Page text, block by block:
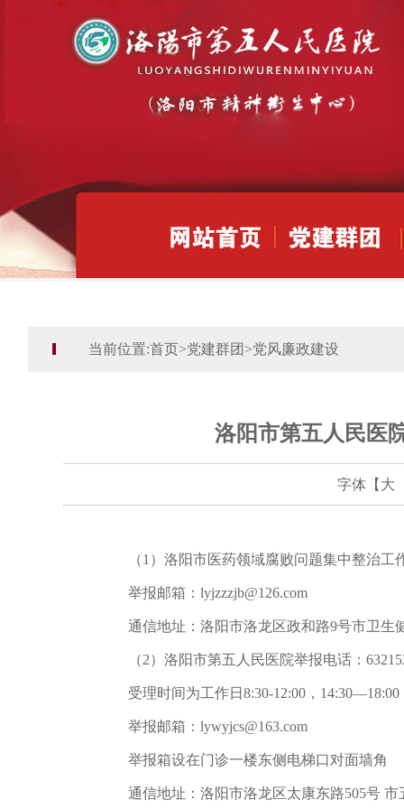
当前位置:首页>党建群团 >党风廉政建设
洛阳市第五人民医
字体【 大
（1）洛阳市医药领域腐败问题集中整治工作
举报邮箱：lyjzzzjb@126.com
通信地址：洛阳市洛龙区政和路9号市卫生
（2）洛阳市第五人民医院举报电话：
受理时间为工作日8:30-12:00，14:30—18:00
举报邮箱：lywyjcs@163.com
举报箱设在门诊一楼东侧电梯口对面墙角
通信地址：洛阳市洛龙区太康东路505号 市